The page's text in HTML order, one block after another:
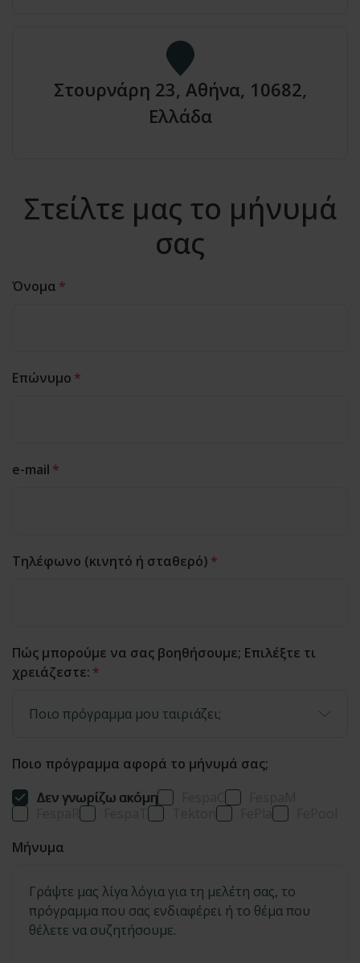
Στουρνάρη 23, Αθήνα, 10682,
Ελλάδα
Στείλτε μας το μήνυμά
σας
Όνομα *
Επώνυμο *
e-mail *
Τηλέφωνο (κινητό ή σταθερό) *
Πώς μπορούμε να σας βοηθήσουμε; Επιλέξτε τι
χρειάζεστε: *
Ποιο πρόγραμμα αφορά το μήνυμά σας;
Δεν γνωρίζω ακόμη
Μήνυμα